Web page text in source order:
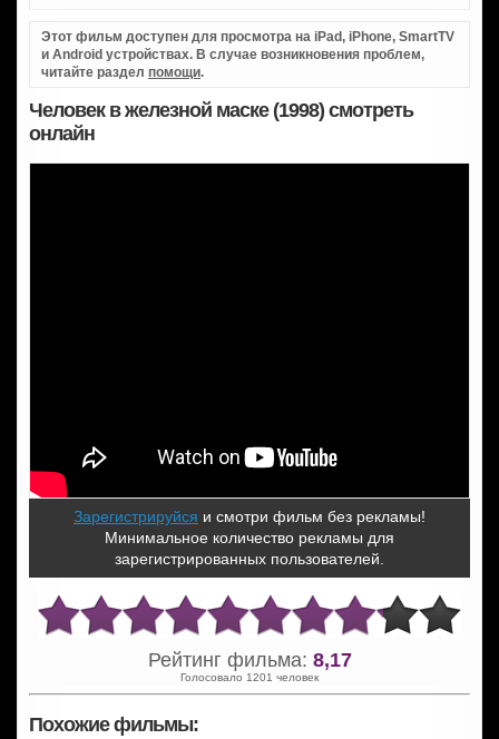
Этот фильм доступен для просмотра на iPad, iPhone, SmartTV
и Android устройствах. В случае возникновения проблем,
читайте раздел помощи.
Человек в железной маске (1998) смотреть
онлайн
Зарегистрируйся и смотри фильм без рекламы!
Минимальное количество рекламы для
зарегистрированных пользователей.
Рейтинг фильма: 8,17
Голосовало 1201 человек
Похожие фильмы: